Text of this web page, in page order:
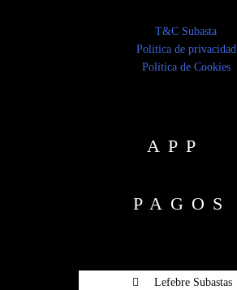
T&C Subasta
Politica de privacidad
Politica de Cookies
APP
PAGOS
Lefebre Subastas